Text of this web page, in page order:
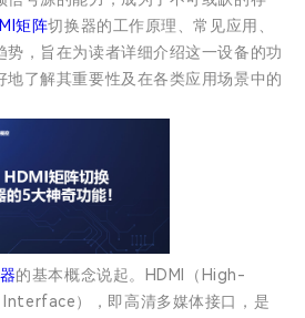
矩阵切换器的工作原理、常见应用、
势，旨在为读者详细介绍这一设备的功
地了解其重要性及在各类应用场景中的
的基本概念说起。HDMI（High-
），即高清多媒体接口，是